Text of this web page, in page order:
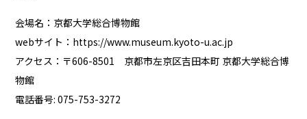
会場名：京都大学総合博物館
webサイト： https://www.museum.kyoto-u.ac.jp
アクセス：〒606-8501 京都市左京区吉田本町 京都大学総合博
物館
電話番号: 075-753-3272